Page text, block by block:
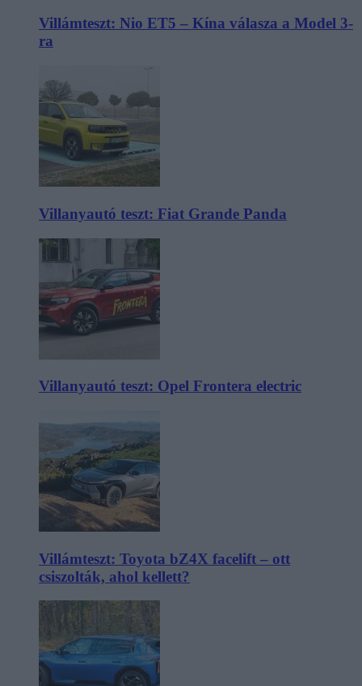
Villámteszt: Nio ET5 – Kína válasza a Model 3-
ra
Villanyautó teszt: Fiat Grande Panda
Villanyautó teszt: Opel Frontera electric
Villámteszt: Toyota bZ4X facelift – ott
csiszolták, ahol kellett?